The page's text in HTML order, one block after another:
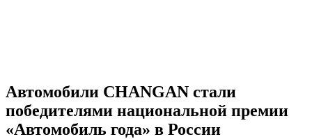
Автомобили CHANGAN стали
победителями национальной премии
«Автомобиль года» в России